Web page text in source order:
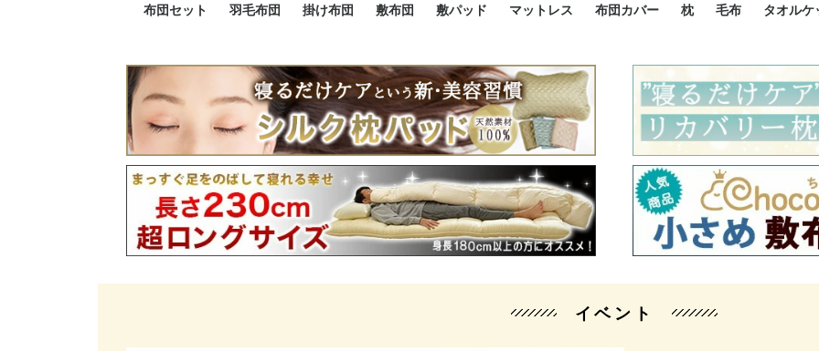
布団セット
羽毛布団セット 2点セット
3点セット
4点セット
5点セット
6点セット
エクセルゴールド
ロイヤルゴールド
マザーダックダウン
小さい布団セット
大きい布団セット
掛け布団セット 2点セット
3点セット
4点セット
6点セット
敷布団セット 2点セット
3点セット
羽毛布団
プレミアムゴールド
ロイヤルゴールド
エクセルゴールド
ニューゴールド
マザーダックダウン
マザーグースダウン
スーパーロングサイズ
洗える羽毛布団
肌掛け布団
掛け布団
防ダニ掛け布団
洗える掛け布団
小さい掛け布団
大きい掛け布団
肌掛け布団
敷布団
防ダニ敷布団
小さい敷布団 70cm幅 ミニシングル
75cm幅 ショートセミシ
ングル
80cm幅 セミシングル
大きい敷布団
機能性敷布団
敷パッド
シングルサイズ敷パッド
小さい敷パッド
大きい敷パッド
シルク敷パッド
枕パッド
シルク枕パッド
除湿シート
接触冷感パッド
暖かパッド
ガーゼケット
オーガニックコットン
ベッドパッド
パッドセット
マットレス 布団カバー
掛け布団カバー ジュ
シン
シン
カバー
セミ
ー
ダブ
ダブ
バー
クィ
暖か
敷布団カバー ジュ
セミ
ー
シン
シン
バー
ダブ
枕カバー シル
BOXシーツ シン
シン
ツ
セミ
ダブ
スー
ツ
防ダニカバー
クッションカバー
オーガニックコットン
カバーセット カバ
カバ
枕
小さめ 35×50cm
やや小さめ 35×55cm
普通 43×63cm
大きめ 50×70cm
パイプ枕
高反発枕
低反発枕
機能性枕・その他枕
毛布 タオルケ
ハーフ
シング
セミダ
ダブル
接触冷感
天然素
イベント